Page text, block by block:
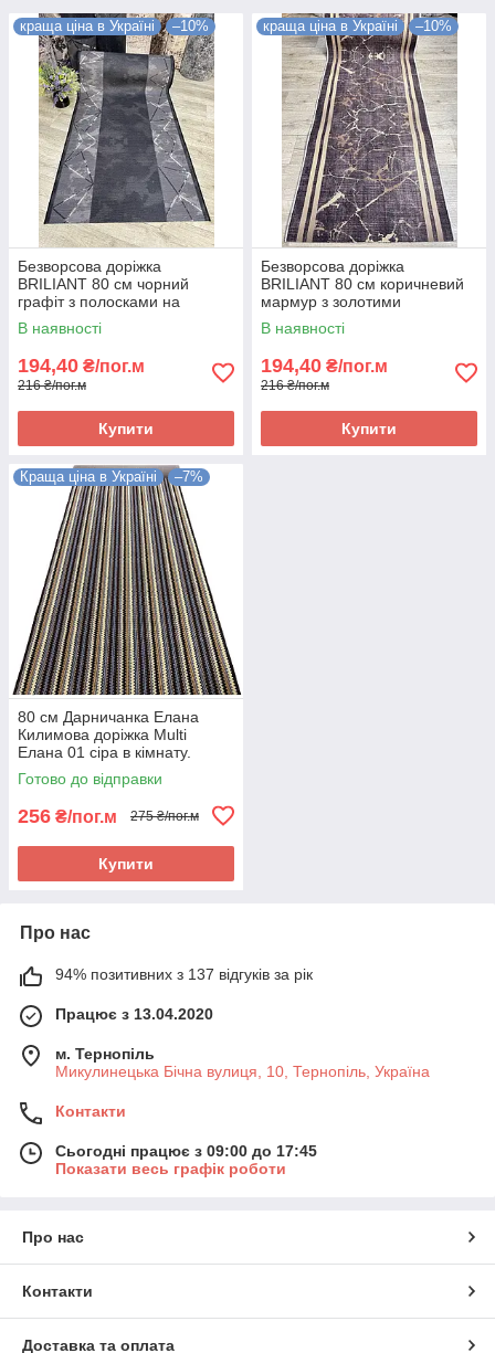
краща ціна в Україні –10%
Безворсова доріжка
BRILIANT 80 см чорний
графіт з полосками на
підлогу на кухню, в коридор
В наявності
194,40 ₴/пог.м
216 ₴/пог.м
Купити
краща ціна в Україні –10%
Безворсова доріжка
BRILIANT 80 см коричневий
мармур з золотими
полосками на підлогу на
кухню, в коридор
В наявності
194,40 ₴/пог.м
216 ₴/пог.м
Купити
Краща ціна в Україні –7%
80 см Дарничанка Елана
Килимова доріжка Multi
Елана 01 сіра в кімнату.
Якісна килимова доріжка
Готово до відправки
256 ₴/пог.м 275 ₴/пог.м
Купити
Про нас
94% позитивних з 137 відгуків за рік
Працює з 13.04.2020
м. Тернопіль
Микулинецька Бічна вулиця, 10, Тернопіль, Україна
Контакти
Сьогодні працює з 09:00 до 17:45
Показати весь графік роботи
Про нас
Контакти
Доставка та оплата